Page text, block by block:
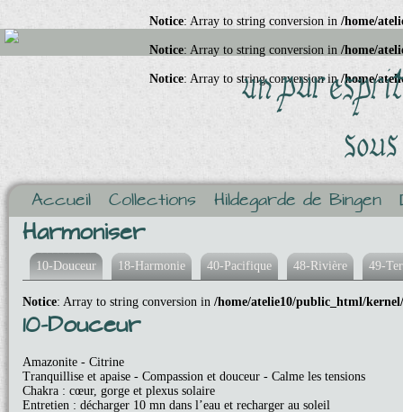
Notice: Array to string conversion in /home/
Notice: Array to string conversion in /home/
Notice: Array to string conversion in/home/
Accueil Collections Hildegarde de Bingen
Harmoniser
10-Douceur 18-Harmonie 40-Pacifique 48-Rivière 49-
Notice: Array to string conversion in /home/atelie10/public_html/
10-Douceur
Amazonite - Citrine
Tranquillise et apaise - Compassion et douceur - Calme les tensions
Chakra : cœur, gorge et plexus solaire
Entretien : décharger 10 mn dans l’eau et recharger au soleil